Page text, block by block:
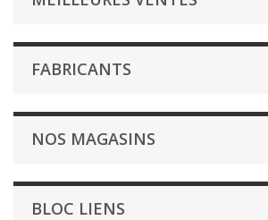
FABRICANTS
NOS MAGASINS
BLOC LIENS